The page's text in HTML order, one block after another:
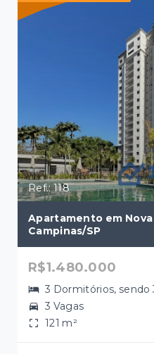
Ref.: 118
Apartamento em Nova
Campinas/SP
R$1.480.000
3 Dormitórios, sendo
3 Vagas
121 m²